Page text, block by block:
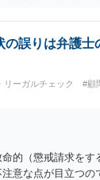
のような初動とな
の誤りは弁護士
リーガルチェック #顧
的（懲戒請求をす
意な点が目立つの